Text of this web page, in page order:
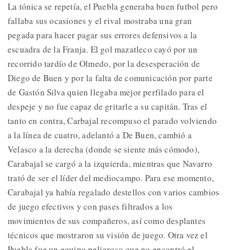
La tónica se repetía, el Puebla generaba buen futbol pero
fallaba sus ocasiones y el rival mostraba una gran
pegada para hacer pagar sus errores defensivos a la
escuadra de la Franja. El gol mazatleco cayó por un
recorrido tardío de Olmedo, por la desesperación de
Diego de Buen y por la falta de comunicación por parte
de Gastón Silva quien llegaba mejor perfilado para el
despeje y no fue capaz de gritarle a su capitán. Tras el
tanto en contra, Carbajal recompuso el parado volviendo
a la línea de cuatro, adelantó a De Buen, cambió a
Velasco a la derecha (donde se siente más cómodo),
Carabajal se cargó a la izquierda, mientras que Navarro
trató de ser el líder del mediocampo. Para ese momento,
Carabajal ya había regalado destellos con varios cambios
de juego efectivos y con pases filtrados a los
movimientos de sus compañeros, así como desplantes
técnicos que mostraron su visión de juego. Otra vez el